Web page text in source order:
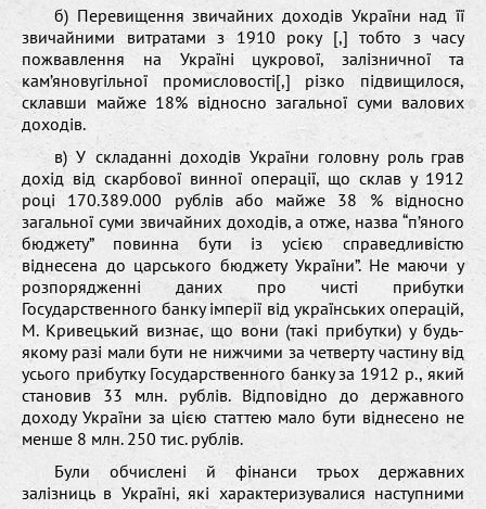
б) Перевищення звичайних доходів України над її
звичайними витратами з 1910 року [,] тобто з часу
пожвавлення на Україні цукрової, залізничної та
кам’яновугільної промисловості[,] різко підвищилося,
склавши майже 18% відносно загальної суми валових
доходів.
в) У складанні доходів України головну роль грав
дохід від скарбової винної операції, що склав у 1912
році 170.389.000 рублів або майже 38 % відносно
загальної суми звичайних доходів, а отже, назва “п’яного
бюджету” повинна бути із усією справедливістю
віднесена до царського бюджету України”. Не маючи у
розпорядженні даних про чисті прибутки
Государственного банку імперії від українських операцій,
М. Кривецький визнає, що вони (такі прибутки) у будь-
якому разі мали бути не нижчими за четверту частину від
усього прибутку Государственного банку за 1912 р., який
становив 33 млн. рублів. Відповідно до державного
доходу України за цією статтею мало бути віднесено не
менше 8 млн. 250 тис. рублів.
Були обчислені й фінанси трьох державних
залізниць в Україні, які характеризувалися наступними